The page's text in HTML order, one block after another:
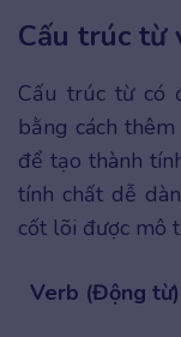
Cấu trúc từ
Cấu trúc từ có
bằng cách
để tạo thành
tính chất dễ
cốt lõi được mô
Verb (Động